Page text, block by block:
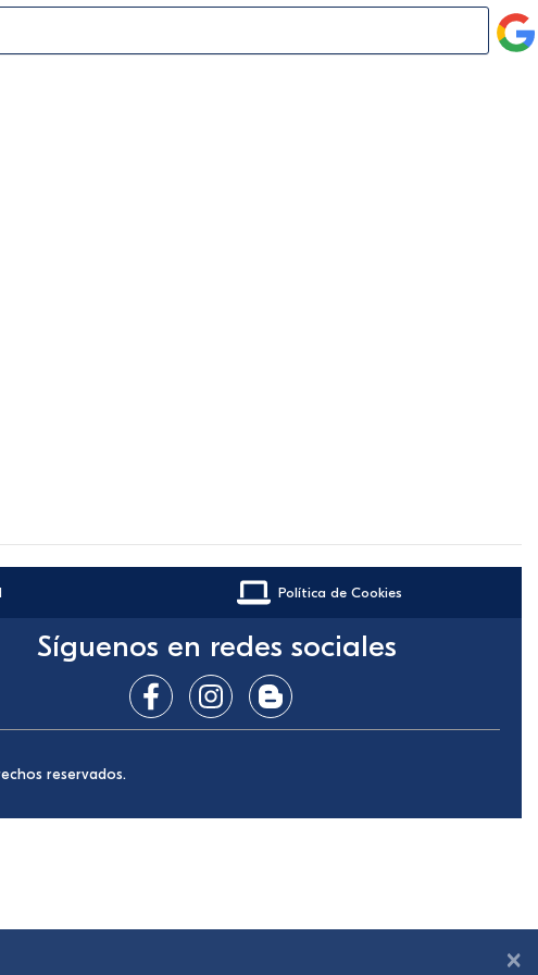
Política de Cookies
Síguenos en redes sociales
reservados.
×